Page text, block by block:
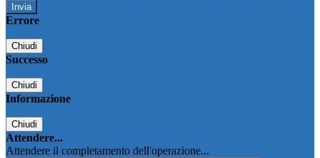
Errore
Chiudi
Successo
Chiudi
Informazione
Chiudi
Attendere...
Attendere il completamento dell'operazione...